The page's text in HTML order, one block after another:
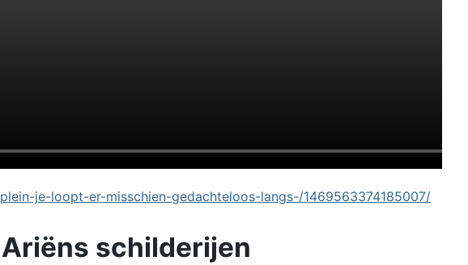
je-loopt-er-misschien-gedachteloos-langs-/1469563374185007/
Ariëns schilderijen